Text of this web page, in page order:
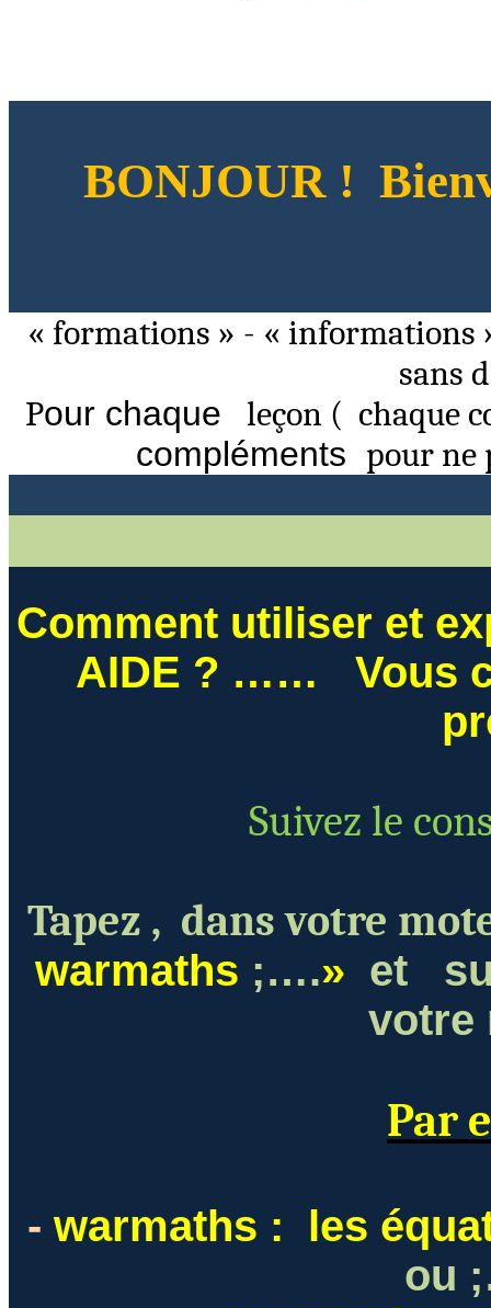
BONJOUR !
« formations » - « informations
sans
Pour chaque leçon ( chaque
compléments pourne
Comment utiliser et
AIDE ? ……
Vous
Suivez le
Tapez , dans votre
warmaths ;….» et
votre
Par
- warmaths :
les
ou